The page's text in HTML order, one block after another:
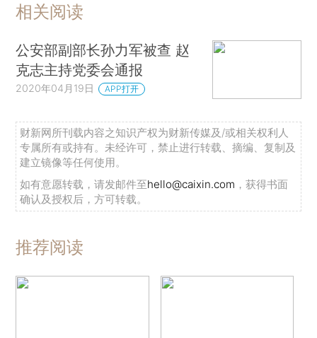
相关阅读
公安部副部长孙力军被查 赵
克志主持党委会通报
2020年04月19日 APP打开
财新网所刊载内容之知识产权为财新传媒及/或相关权利人
专属所有或持有。未经许可，禁止进行转载、摘编、复制及
建立镜像等任何使用。
如有意愿转载，请发邮件至hello@caixin.com ，获得书面
确认及授权后，方可转载。
推荐阅读